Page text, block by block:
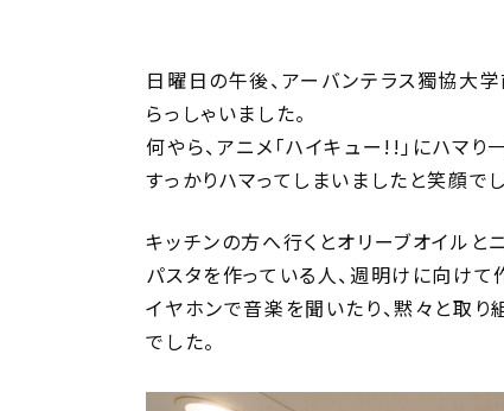
日曜日の午後、アーバンテラス獨協大
らっしゃいました。
何やら、アニメ「ハイキュー!!」にハマり
すっかりハマってしまいましたと笑顔でし
キッチンの方へ行くとオリーブオイルと
パスタを作っている人、週明けに向け
イヤホンで音楽を聞いたり、黙々と取
でした。